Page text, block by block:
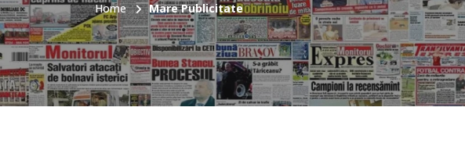
Home Mare Publicitate